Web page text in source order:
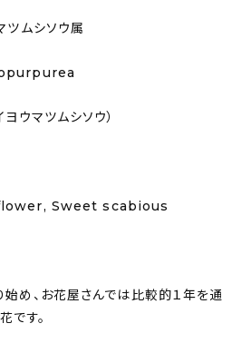
ツムシソウ属
ウマツムシソウ）
flower, Sweet scabious
め、お花屋さんでは比較的１年を通
です。